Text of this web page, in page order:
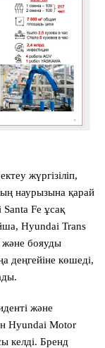
жүргізіліп,
наурызына қарай
Fe ұсақ
Hyundai Trans
және бояуды
деңгейіне көшеді,
және
Hyundai Motor
келді. Бренд